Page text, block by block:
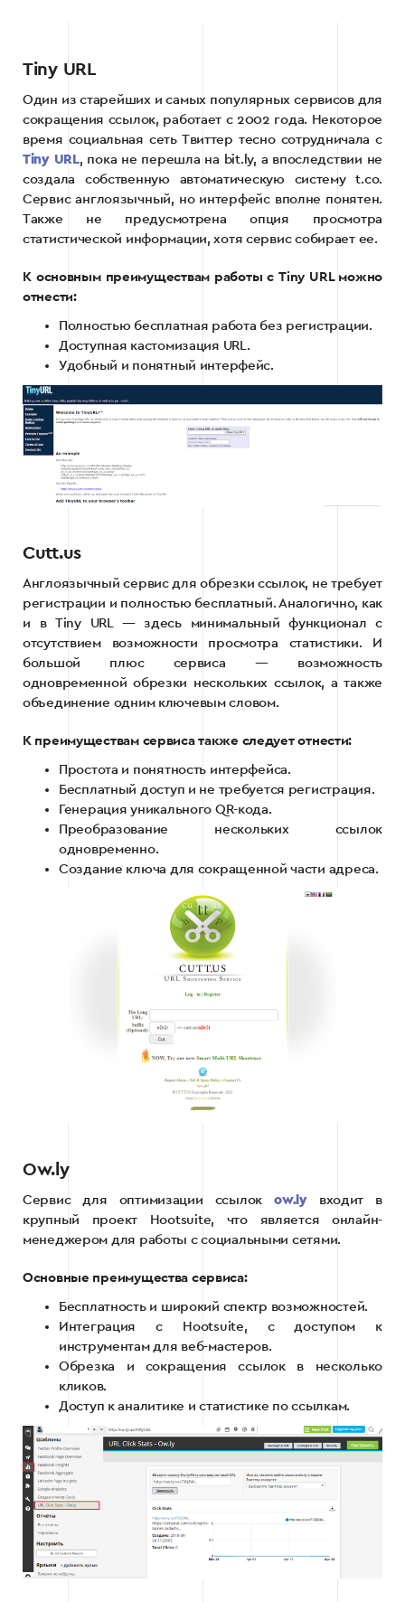
Tiny URL
Один из старейших и самых популярных сервисов для
сокращения ссылок, работает с 2002 года. Некоторое
время социальная сеть Твиттер тесно сотрудничала с
Tiny URL, пока не перешла на bit.ly, а впоследствии не
создала собственную автоматическую систему t.co.
Сервис англоязычный, но интерфейс вполне понятен.
Также не предусмотрена опция просмотра
статистической информации, хотя сервис собирает ее.
К основным преимуществам работы с Tiny URL можно
отнести:
Полностью бесплатная работа без регистрации.
Доступная кастомизация URL.
Удобный и понятный интерфейс.
Cutt.us
Англоязычный сервис для обрезки ссылок, не требует
регистрации и полностью бесплатный. Аналогично, как
и в Tiny URL — здесь минимальный функционал с
отсутствием возможности просмотра статистики. И
большой плюс сервиса — возможность
одновременной обрезки нескольких ссылок, а также
объединение одним ключевым словом.
К преимуществам сервиса также следует отнести:
Простота и понятность интерфейса.
Бесплатный доступ и не требуется регистрация.
Генерация уникального QR-кода.
Преобразование нескольких ссылок
одновременно.
Создание ключа для сокращенной части адреса.
Ow.ly
Сервис для оптимизации ссылокow.lyвходит в
крупный проект Hootsuite, что является онлайн-
менеджером для работы с социальными сетями.
Основные преимущества сервиса:
Бесплатность и широкий спектр возможностей.
Интеграция с Hootsuite, с доступом к
инструментам для веб-мастеров.
Обрезка и сокращения ссылок в несколько
кликов.
Доступ к аналитике и статистике по ссылкам.